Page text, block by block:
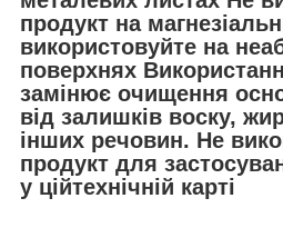
продукт на
використовуйте на
поверхнях
замінює очищення
від залишків воску,
інших речовин. Не
продукт для
у ційтехнічній карті